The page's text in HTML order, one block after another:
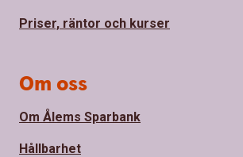
Priser, räntor och kurser
Om oss
Om Ålems Sparbank
Hållbarhet